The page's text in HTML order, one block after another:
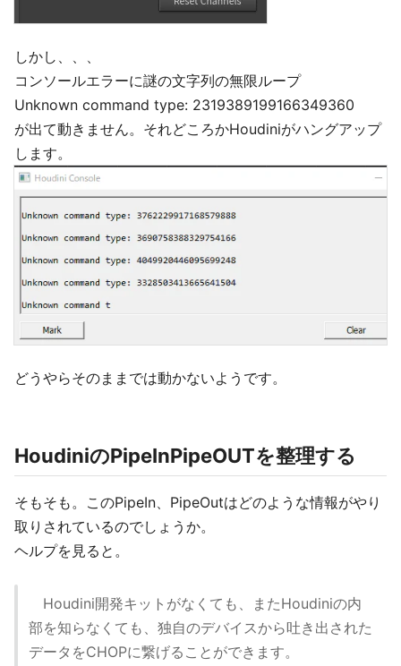
しかし、、、
コンソールエラーに謎の文字列の無限ループ
Unknown command type: 2319389199166349360
が出て動きません。それどころかHoudiniがハングアップ
します。
どうやらそのままでは動かないようです。
HoudiniのPipeInPipeOUTを整理する
そもそも。このPipeIn、PipeOutはどのような情報がやり
取りされているのでしょうか。
ヘルプを見ると。
Houdini開発キットがなくても、またHoudiniの内
部を知らなくても、独自のデバイスから吐き出された
データをCHOPに繋げることができます。